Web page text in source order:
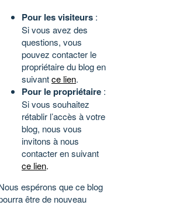
Pour les visiteurs :
Si vous avez des
questions, vous
pouvez contacter le
propriétaire du blog en
suivantce lien.
Pour le propriétaire :
Si vous souhaitez
rétablir l’accès à votre
blog, nous vous
invitons à nous
contacter en suivant
ce lien.
espérons que ce blog
être de nouveau